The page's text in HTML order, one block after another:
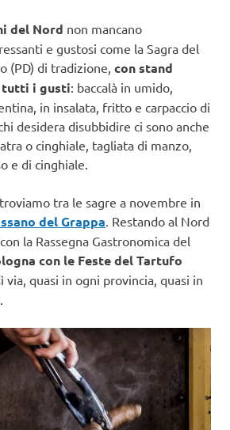
del Nord non mancano
e gustosi come la Sagra del
(PD) di tradizione, con stand
tutti i gusti: baccalà in umido,
in insalata, fritto e carpaccio di
desidera disubbidire ci sono anche
o cinghiale, tagliata di manzo,
e di cinghiale.
tra le sagre a novembre in
del Grappa. Restando al Nord
la Rassegna Gastronomica del
con le Feste del Tartufo
via, quasi in ogni provincia, quasi in